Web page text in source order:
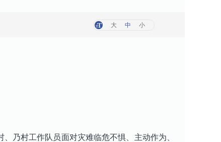
大 中 小
乃村工作队员面对灾难临危不惧、主动作为、